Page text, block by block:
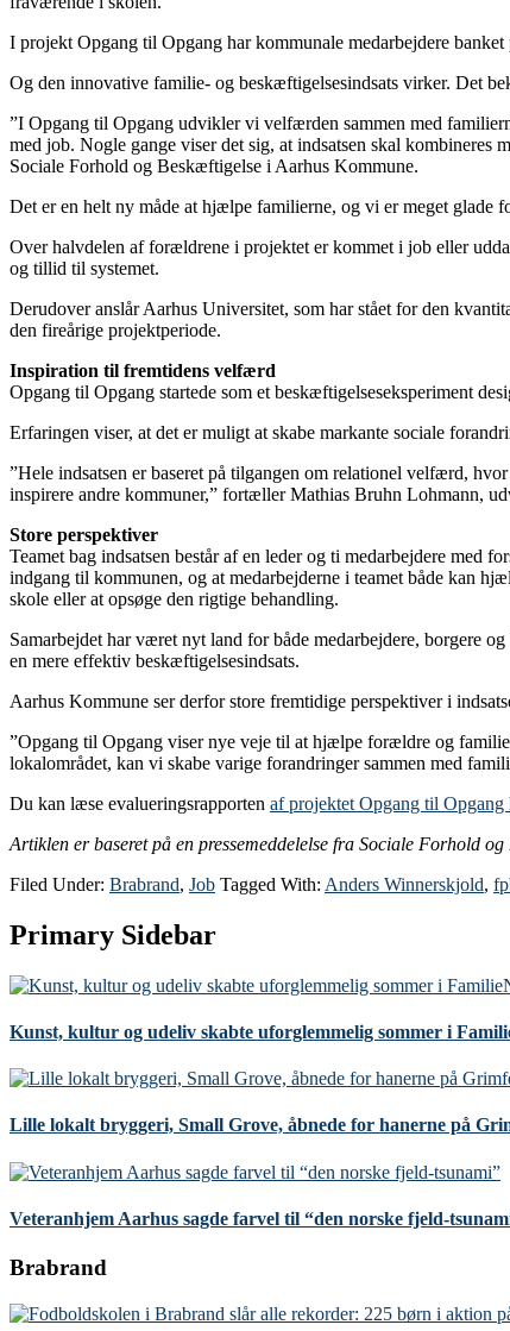
I projekt Opgang til Opgang har kommunale medarbejdere
Og den innovative familie- og beskæftigelsesindsats virker. Det
”I Opgang til Opgang udvikler vi velfærden sammen med
med job. Nogle gange viser det sig, at indsatsen skal
Sociale Forhold og Beskæftigelse i Aarhus Kommune.
Det er en helt ny måde at hjælpe familierne, og vi er meget
Over halvdelen af forældrene i projektet er kommet i job eller
og tillid til systemet.
Derudover anslår Aarhus Universitet, som har stået for den
den fireårige projektperiode.
Inspiration til fremtidens velfærd
Opgang til Opgang startede som et beskæftigelseseksperiment
Erfaringen viser, at det er muligt at skabe markante sociale
”Hele indsatsen er baseret på tilgangen om relationel velfærd,
inspirere andre kommuner,” fortæller Mathias Bruhn Lohmann,
Store perspektiver
Teamet bag indsatsen består af en leder og ti medarbejdere med
indgang til kommunen, og at medarbejderne i teamet både kan
skole eller at opsøge den rigtige behandling.
Samarbejdet har været nyt land for både medarbejdere, borgere
en mere effektiv beskæftigelsesindsats.
Aarhus Kommune ser derfor store fremtidige perspektiver i
”Opgang til Opgang viser nye veje til at hjælpe forældre og
lokalområdet, kan vi skabe varige forandringer sammen med
Du kan læse evalueringsrapporten af projektet Opgang til Opgang
Artiklen er baseret på en pressemeddelelse fra Sociale Forhold
Filed Under: Brabrand, Job Tagged With: Anders Winnerskjold,
Primary Sidebar
Kunst, kultur og udeliv skabte uforglemmelig sommer i
Lille lokalt bryggeri, Small Grove, åbnede for hanerne på
Veteranhjem Aarhus sagde farvel til “den norske fjeld-
Brabrand